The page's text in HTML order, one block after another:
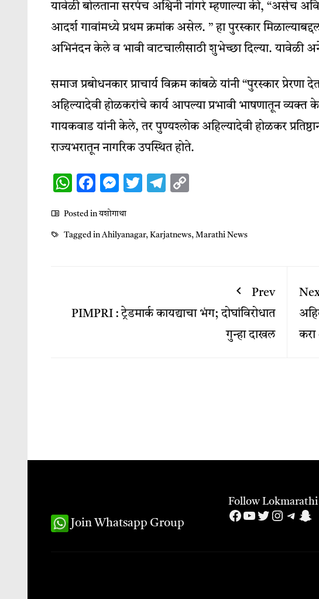
यावेळी बोलताना सरपंच अश्विनी नांगरे म्हणाल्या की, “असेच
आदर्श गावांमध्ये प्रथम क्रमांक असेल. ” हा पुरस्कार
अभिनंदन केले व भावी वाटचालीसाठी शुभेच्छा दिल्या. यावेळी
समाज प्रबोधनकार प्राचार्य विक्रम कांबळे यांनी “पुरस्कार प्रेरणा
अहिल्यादेवी होळकरांचे कार्य आपल्या प्रभावी भाषणातून व्यक्त
गायकवाड यांनी केले, तर पुण्यश्लोक अहिल्यादेवी होळकर
राज्यभरातून नागरिक उपस्थित होते.
WhatsApp
Facebook
Messenger
TwitterTelegram
Posted inयशोगाथा
Tagged in Ahilyanagar, Karjatnews, Marathi News
Prev
PIMPRI : ट्रेडमार्क कायद्याचा भंग; दोघांविरोधात
गुन्हा दाखल
करा
Join Whatsapp Group
Follow Lokmarathi
Facebook
YouTube
Twitter